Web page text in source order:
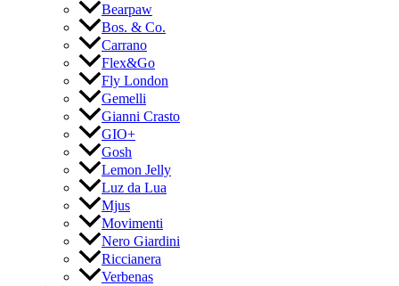
Bearpaw
Bos. & Co.
Carrano
Flex&Go
Fly London
Gemelli
Gianni Crasto
GIO+
Gosh
Lemon Jelly
Luz da Lua
Mjus
Movimenti
Nero Giardini
Riccianera
Verbenas